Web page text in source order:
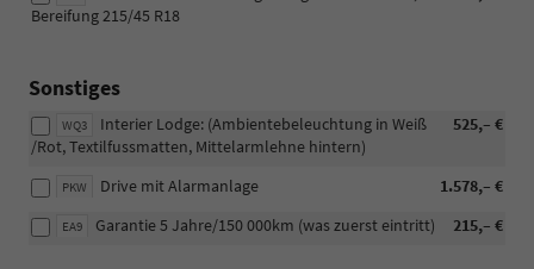
Bereifung 215/45 R18
Sonstiges
WQ3 525,– €
Interier Lodge: (Ambientebeleuchtung in Weiß
/Rot, Textilfussmatten, Mittelarmlehne hintern)
PKW 1.578,– €
Drive mit Alarmanlage
EA9 215,– €
Garantie 5 Jahre/150 000km (was zuerst eintritt)